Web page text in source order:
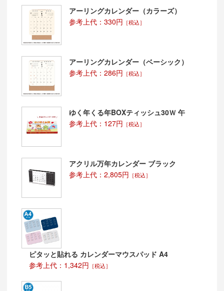
アーリングカレンダー（カラーズ）
参考上代：330円 ［税込］
アーリングカレンダー（ベーシック）
参考上代：286円 ［税込］
ゆく年くる年BOXティッシュ30Ｗ 午
参考上代：127円 ［税込］
アクリル万年カレンダー ブラック
参考上代：2,805円 ［税込］
ピタッと貼れる カレンダーマウスパッド A4
参考上代：1,342円 ［税込］